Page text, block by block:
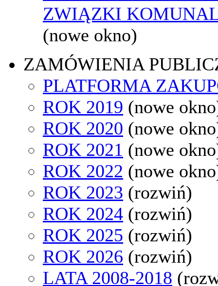
ZWIĄZKI
(nowe okno)
ZAMÓWIENIA
PLATFORMA
ROK 2019 (nowe
ROK 2020 (nowe
ROK 2021 (nowe
ROK 2022 (nowe
ROK 2023 (rozwiń)
ROK 2024 (rozwiń)
ROK 2025 (rozwiń)
ROK 2026 (rozwiń)
LATA 2008-2018